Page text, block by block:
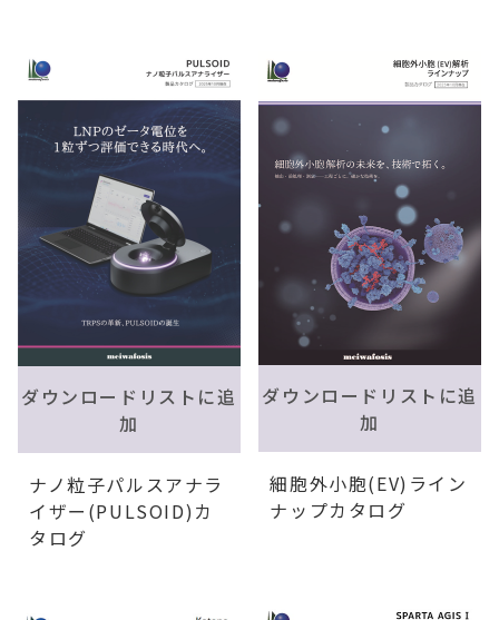
ダウンロードリストに追
加
ナノ粒子パルスアナラ
イザー(PULSOID)カ
タログ
ダウンロードリストに追
加
細胞外小胞(EV)ライン
ナップカタログ